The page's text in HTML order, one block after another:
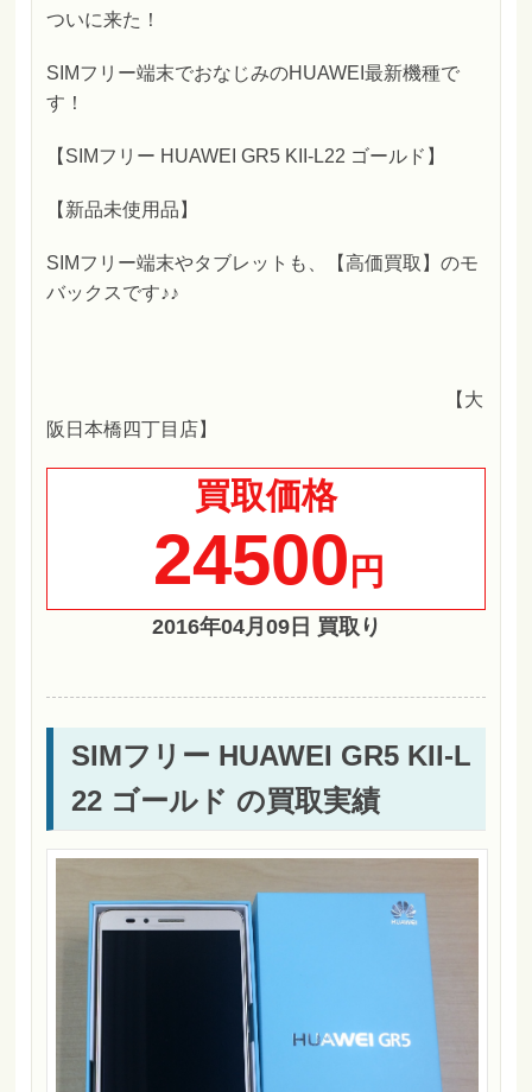
ついに来た！
SIMフリー端末でおなじみのHUAWEI最新機種で
す！
【SIMフリー HUAWEI GR5 KII-L22 ゴールド】
【新品未使用品】
SIMフリー端末やタブレットも、【高価買取】のモ
バックスです♪♪
【大
阪日本橋四丁目店】
買取価格
24500 円
2016年04月09日 買取り
SIMフリー HUAWEI GR5 KII-L
22 ゴールド の買取実績